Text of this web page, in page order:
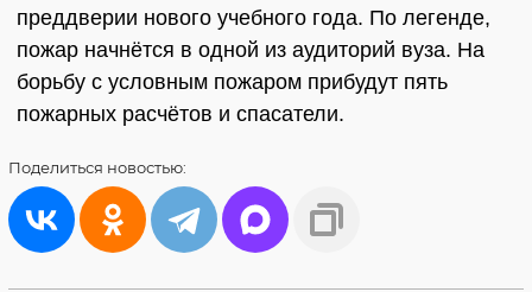
преддверии нового учебного года. По легенде,
пожар начнётся в одной из аудиторий вуза. На
борьбу с условным пожаром прибудут пять
пожарных расчётов и спасатели.
Поделиться новостью: